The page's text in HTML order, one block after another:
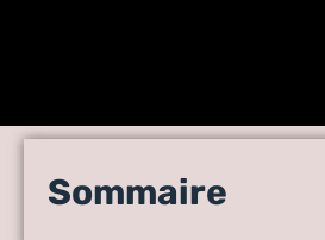
Comment les
Sommaire